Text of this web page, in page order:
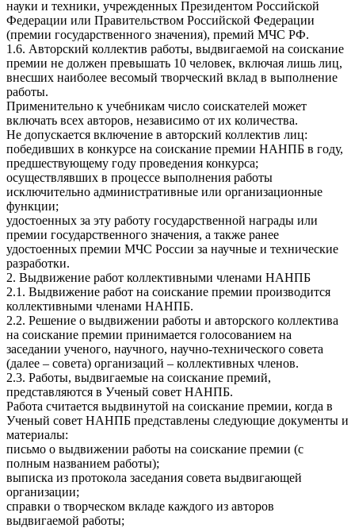
науки и техники, учрежденных Президентом Российской
Федерации или Правительством Российской Федерации
(премии государственного значения), премий МЧС РФ.
1.6. Авторский коллектив работы, выдвигаемой на соискание
премии не должен превышать 10 человек, включая лишь лиц,
внесших наиболее весомый творческий вклад в выполнение
работы.
Применительно к учебникам число соискателей может
включать всех авторов, независимо от их количества.
Не допускается включение в авторский коллектив лиц:
победивших в конкурсе на соискание премии НАНПБ в году,
предшествующему году проведения конкурса;
осуществлявших в процессе выполнения работы
исключительно административные или организационные
функции;
удостоенных за эту работу государственной награды или
премии государственного значения, а также ранее
удостоенных премии МЧС России за научные и технические
разработки.
2. Выдвижение работ коллективными членами НАНПБ
2.1. Выдвижение работ на соискание премии производится
коллективными членами НАНПБ.
2.2. Решение о выдвижении работы и авторского коллектива
на соискание премии принимается голосованием на
заседании ученого, научного, научно-технического совета
(далее – совета) организаций – коллективных членов.
2.3. Работы, выдвигаемые на соискание премий,
представляются в Ученый совет НАНПБ.
Работа считается выдвинутой на соискание премии, когда в
Ученый совет НАНПБ представлены следующие документы и
материалы:
письмо о выдвижении работы на соискание премии (с
полным названием работы);
выписка из протокола заседания совета выдвигающей
организации;
справки о творческом вкладе каждого из авторов
выдвигаемой работы;